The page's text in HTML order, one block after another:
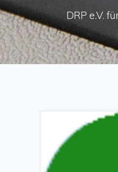
DRP e.V.